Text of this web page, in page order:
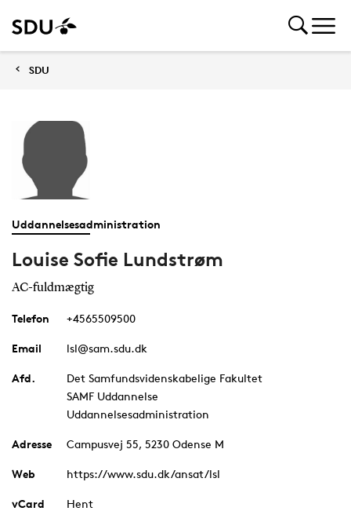
SDU
Uddannelsesadministration
Louise Sofie Lundstrøm
AC-fuldmægtig
Telefon +4565509500
Email lsl@sam.sdu.dk
Afd.
Det Samfundsvidenskabelige Fakultet
SAMF Uddannelse
Uddannelsesadministration
Adresse Campusvej 55, 5230 Odense M
Web https://www.sdu.dk/ansat/lsl
vCard Hent